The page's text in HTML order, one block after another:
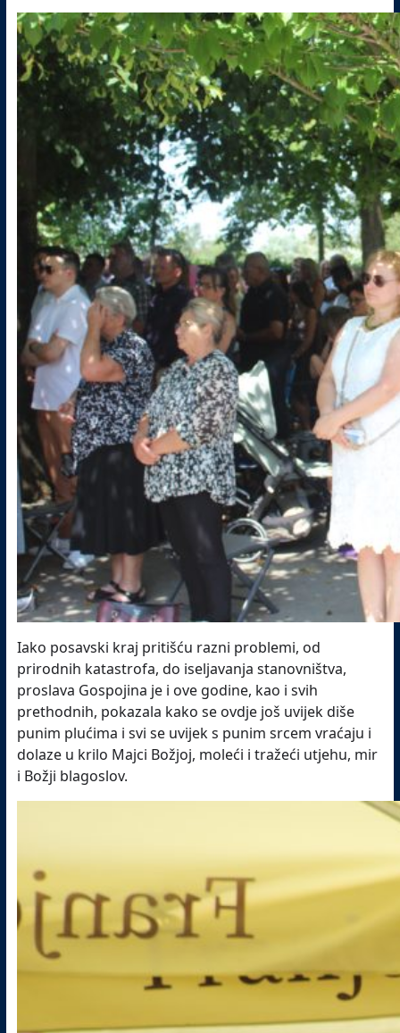
Iako posavski kraj pritišću razni problemi, od
prirodnih katastrofa, do iseljavanja stanovništva,
proslava Gospojina je i ove godine, kao i svih
prethodnih, pokazala kako se ovdje još uvijek diše
punim plućima i svi se uvijek s punim srcem vraćaju i
dolaze u krilo Majci Božjoj, moleći i tražeći utjehu, mir
i Božji blagoslov.